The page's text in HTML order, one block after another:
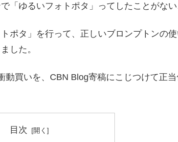
「ゆるいフォトポタ」ってしたことがな
ポタ」を行って、正しいブロンプトンの
した。
買いを、CBN Blog寄稿にこじつけて正当
目次